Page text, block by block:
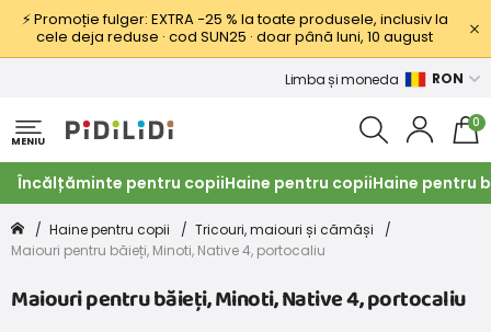
⚡ Promoție fulger: EXTRA −25 % la toate produsele, inclusiv la
cele deja reduse · cod SUN25 · doar până luni, 10 august
Limba și moneda RON
MENIU
0
Încălțăminte pentru copiiHaine pentru copiiHaine pentru
Haine pentru copii
Tricouri, maiouri și cămăși
Maiouri pentru băieți, Minoti, Native 4, portocaliu
Maiouri pentru băieți, Minoti, Native 4, portocaliu